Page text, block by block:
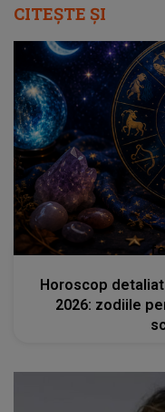
CITEȘTE ȘI
Horoscop
2026: zodiile